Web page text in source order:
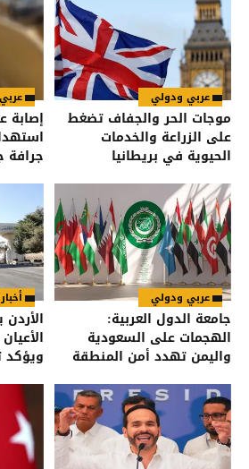
عربي ودولي
موجات الحر والجفاف تضغط
على الزراعة والخدمات
الحيوية في بريطانيا
إصابة
جرافة
عربي ودولي
جامعة الدول العربية:
الهجمات على السعودية
واليمن تهدد أمن المنطقة ويؤكد